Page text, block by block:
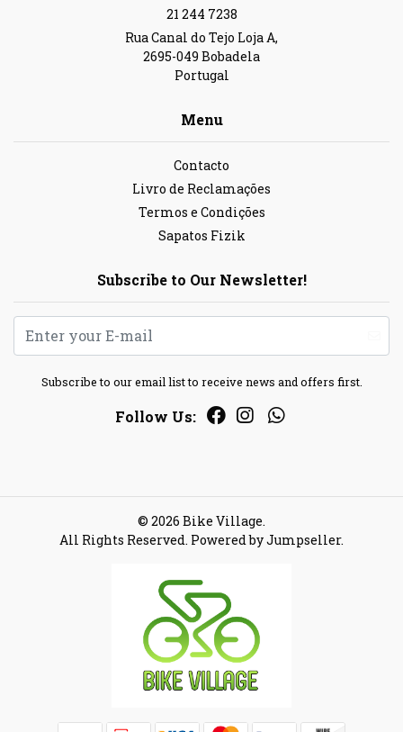
21 244 7238
Rua Canal do Tejo Loja A,
2695-049 Bobadela
Portugal
Menu
Contacto
Livro de Reclamações
Termos e Condições
Sapatos Fizik
Subscribe to Our Newsletter!
Subscribe to our email list to receive news and offers first.
Follow Us:
© 2026 Bike Village.
All Rights Reserved. Powered by Jumpseller.